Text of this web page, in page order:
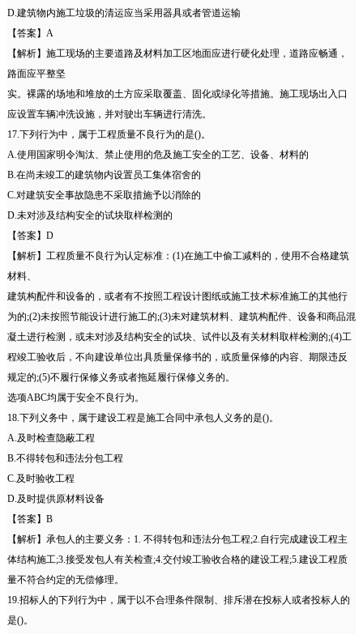
D.建筑物内施工垃圾的清运应当采用器具或者管道运输
【答案】A
【解析】施工现场的主要道路及材料加工区地面应进行硬化处理，道路应畅通，
路面应平整坚
实。裸露的场地和堆放的土方应采取覆盖、固化或绿化等措施。施工现场出入口
应设置车辆冲洗设施，并对驶出车辆进行清洗。
17.下列行为中，属于工程质量不良行为的是()。
A.使用国家明令淘汰、禁止使用的危及施工安全的工艺、设备、材料的
B.在尚未竣工的建筑物内设置员工集体宿舍的
C.对建筑安全事故隐患不采取措施予以消除的
D.未对涉及结构安全的试块取样检测的
【答案】D
【解析】工程质量不良行为认定标准：(1)在施工中偷工减料的，使用不合格建筑
材料、
建筑构配件和设备的，或者有不按照工程设计图纸或施工技术标准施工的其他行
为的;(2)未按照节能设计进行施工的;(3)未对建筑材料、建筑构配件、设备和商品混
凝土进行检测，或未对涉及结构安全的试块、试件以及有关材料取样检测的;(4)工
程竣工验收后，不向建设单位出具质量保修书的，或质量保修的内容、期限违反
规定的;(5)不履行保修义务或者拖延履行保修义务的。
选项ABC均属于安全不良行为。
18.下列义务中，属于建设工程是施工合同中承包人义务的是()。
A.及时检查隐蔽工程
B.不得转包和违法分包工程
C.及时验收工程
D.及时提供原材料设备
【答案】B
【解析】承包人的主要义务：1. 不得转包和违法分包工程;2.自行完成建设工程主
体结构施工;3.接受发包人有关检查;4.交付竣工验收合格的建设工程;5.建设工程质
量不符合约定的无偿修理。
19.招标人的下列行为中，属于以不合理条件限制、排斥潜在投标人或者投标人的
是()。